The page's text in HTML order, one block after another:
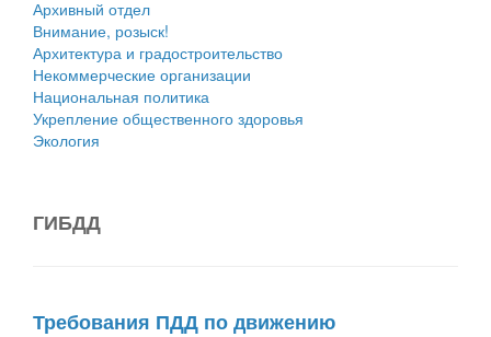
Архивный отдел
Внимание, розыск!
Архитектура и градостроительство
Некоммерческие организации
Национальная политика
Укрепление общественного здоровья
Экология
ГИБДД
Требования ПДД по движению